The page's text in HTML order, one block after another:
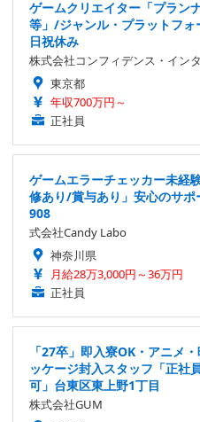
ゲームクリエイター「プラン
等」/ジャンル・プラットフ
日祝休み
株式会社コンフィデンス・イン
東京都
年収700万円～
正社員
ゲームエラーチェッカー未経
修あり/賞与あり」安心のサ
908
式会社Candy Labo
神奈川県
月給28万3,000円～36万円
正社員
「27卒」即入寮OK・アニメ
ッケージ封入スタッフ「正社
可」台東区東上野1丁目
株式会社GUM